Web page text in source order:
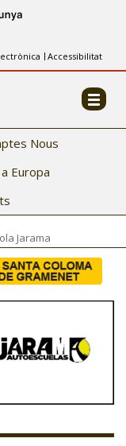
Accessibilitat
Nous
Europa
Jarama